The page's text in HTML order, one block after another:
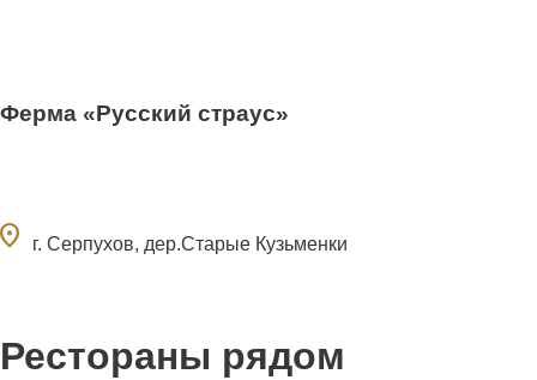
Ферма «Русский страус»
г. Серпухов, дер.Старые Кузьменки
Рестораны рядом